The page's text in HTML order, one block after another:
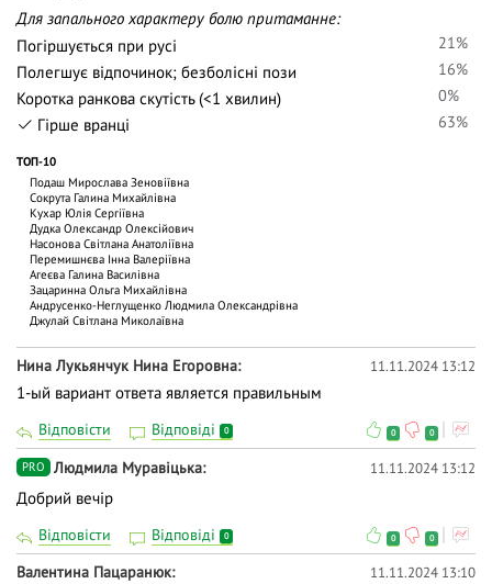
Для запального характеру болю притаманне:
Погіршується при русі
21%
Полегшує відпочинок; безболісні пози
16%
Коротка ранкова скутість (<1 хвилин)
0%
Гірше вранці
63%
ТОП-10
Подаш Мирослава Зеновіївна
Сокрута Галина Михайлівна
Кухар Юлія Сергіївна
Дудка Олександр Олексійович
Насонова Світлана Анатоліївна
Перемишнєва Інна Валеріївна
Агеєва Галина Василівна
Зацаринна Ольга Михайлiвна
Андрусенко-Неглущенко Людмила Олександрівна
Джулай Світлана Миколаївна
Нина Лукьянчук Нина Егоровна 11.11.2024 13:12
1-ый вариант ответа является правильным
Відповісти Відповіді 0 0 0
PRO Людмила Муравіцька 11.11.2024 13:12
Добрий вечір
Відповісти Відповіді 0 0 0
Валентина Пацаранюк 11.11.2024 13:10